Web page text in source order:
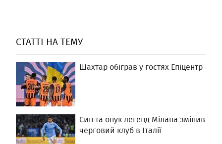
СТАТТІ НА ТЕМУ
Шахтар обіграв у гостях Епіцентр
Син та онук легенд Мілана змінив
черговий клуб в Італії